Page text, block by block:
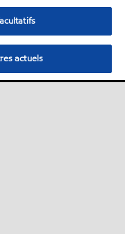
actuels